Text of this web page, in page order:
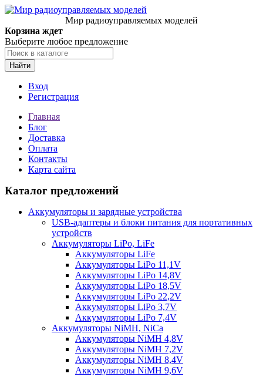
Мир радиоуправляемых моделей
Корзина ждет
Выберите любое предложение
Найти
Вход
Регистрация
Главная
Блог
Доставка
Оплата
Контакты
Карта сайта
Каталог предложений
Аккумуляторы и зарядные устройства
USB-адаптеры и блоки питания для портативных
устройств
Аккумуляторы LiPo, LiFe
Аккумуляторы LiFe
Аккумуляторы LiPo 11,1V
Аккумуляторы LiPo 14,8V
Аккумуляторы LiPo 18,5V
Аккумуляторы LiPo 22,2V
Аккумуляторы LiPo 3,7V
Аккумуляторы LiPo 7,4V
Аккумуляторы NiMH, NiCa
Аккумуляторы NiMH 4,8V
Аккумуляторы NiMH 7,2V
Аккумуляторы NiMH 8,4V
Аккумуляторы NiMH 9,6V